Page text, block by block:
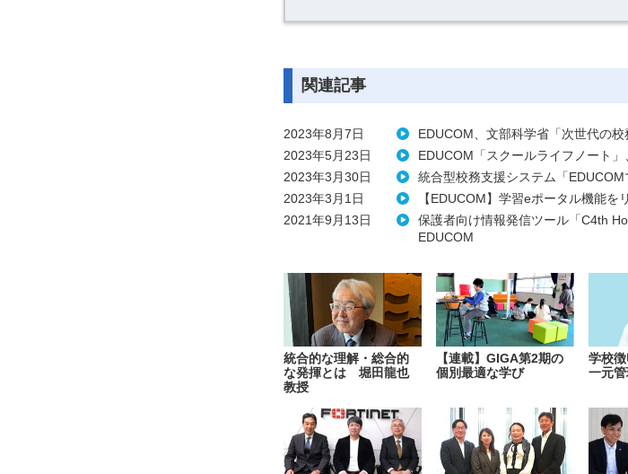
関連記事
2023年8月7日
EDUCOM、文部科学省「次世代の
2023年5月23日
EDUCOM「スクールライフノート
2023年3月30日
統合型校務支援システム「
2023年3月1日
【EDUCOM】学習eポータル機能を
2021年9月13日
保護者向け情報発信ツール「C4th
EDUCOM
統合的な理解・総合的
な発揮とは 堀田龍也
教授
【連載】GIGA第2期の
個別最適な学び
学校
一元